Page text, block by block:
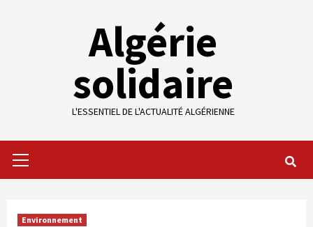
Algérie
solidaire
L'ESSENTIEL DE L'ACTUALITÉ ALGÉRIENNE
Menu
Environnement